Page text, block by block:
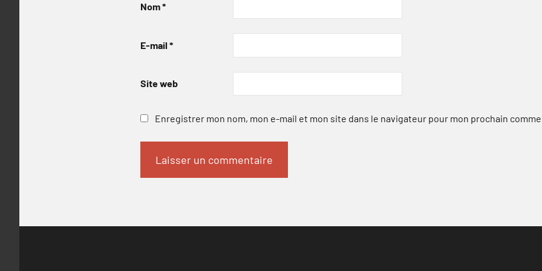
Nom*
E-mail *
Site web
Enregistrer mon nom, mon e-mail et mon site dans le navigateur pour mon prochain